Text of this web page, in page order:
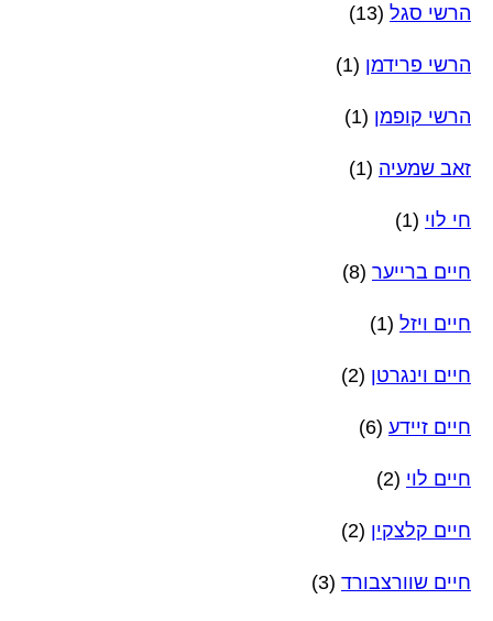
הרשי סגל (13)
הרשי פרידמן (1)
הרשי קופמן (1)
זאב שמעיה (1)
חי לוי (1)
חיים ברייער (8)
חיים ויזל (1)
חיים וינגרטן (2)
חיים זיידע (6)
חיים לוי (2)
חיים קלצקין (2)
חיים שוורצבורד (3)